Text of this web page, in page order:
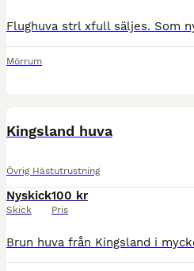
Mörrum
Kingsland huva
Övrig Hästutrustning
Nyskick
Skick
100 kr
Pris
Brun huva från Kingsland i